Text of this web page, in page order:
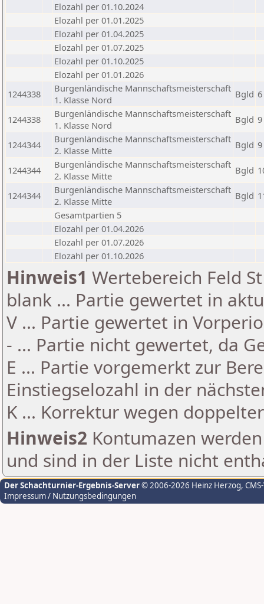
Elozahl per 01.10.2024
Elozahl per 01.01.2025
Elozahl per 01.04.2025
Elozahl per 01.07.2025
Elozahl per 01.10.2025
Elozahl per 01.01.2026
1244338
Burgenländische Mannschaftsmeisterschaft
1. Klasse Nord
Bgld 6
1244338
Burgenländische Mannschaftsmeisterschaft
1. Klasse Nord
Bgld 9
1244344
Burgenländische Mannschaftsmeisterschaft
2. Klasse Mitte
Bgld 9
1244344
Burgenländische Mannschaftsmeisterschaft
2. Klasse Mitte
Bgld
1244344
Burgenländische Mannschaftsmeisterschaft
2. Klasse Mitte
Bgld
Gesamtpartien 5
Elozahl per 01.04.2026
Elozahl per 01.07.2026
Elozahl per 01.10.2026
Hinweis1 Wertebereich Feld
blank ... Partie gewertet in
V ... Partie gewertet in
- ... Partie nicht gewertet, da
E ... Partie vorgemerkt zur
Einstiegselozahl in der
K ... Korrektur wegen
Hinweis2 Kontumazen
und sind in der Liste nicht
Der Schachturnier-Ergebnis-Server© 2006-2026 Heinz Herzog,
Impressum / Nutzungsbedingungen